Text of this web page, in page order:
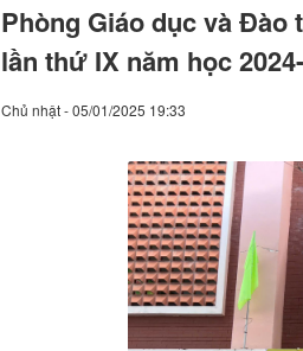
Phòng Giáo dục và
lần thứ IX năm học
Chủ nhật - 05/01/2025 19:33